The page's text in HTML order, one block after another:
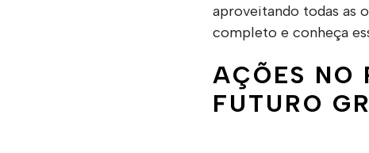
aproveitando todas as
completo e conheça
AÇÕES NO
FUTURO